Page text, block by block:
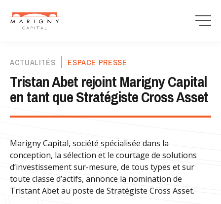
ACTUALITÉS ESPACE PRESSE
Tristan Abet rejoint Marigny Capital
en tant que Stratégiste Cross Asset
Marigny Capital, société spécialisée dans la
conception, la sélection et le courtage de solutions
d’investissement sur-mesure, de tous types et sur
toute classe d’actifs, annonce la nomination de
Tristant Abet au poste de Stratégiste Cross Asset.